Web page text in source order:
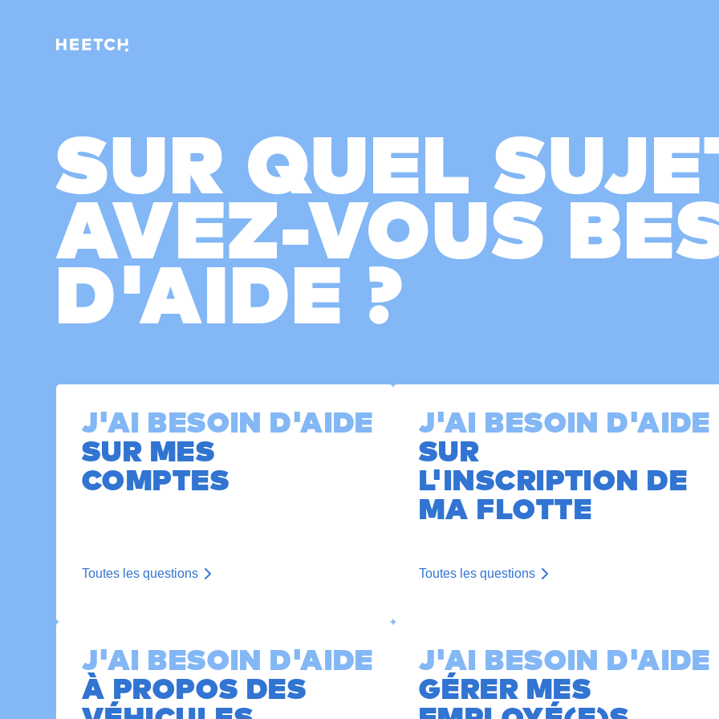
SUR QUEL
AVEZ-VOUS
D'AIDE ?
J'AI BESOIN D'AIDE
SUR MES
COMPTES
Toutes les questions
J'AI BESOIN D'AIDE
SUR
L'INSCRIPTION DE
MA FLOTTE
Toutes les questions
J'AI BESOIN D'AIDE
À PROPOS DES
J'AI BESOIN D'AIDE
GÉRER MES